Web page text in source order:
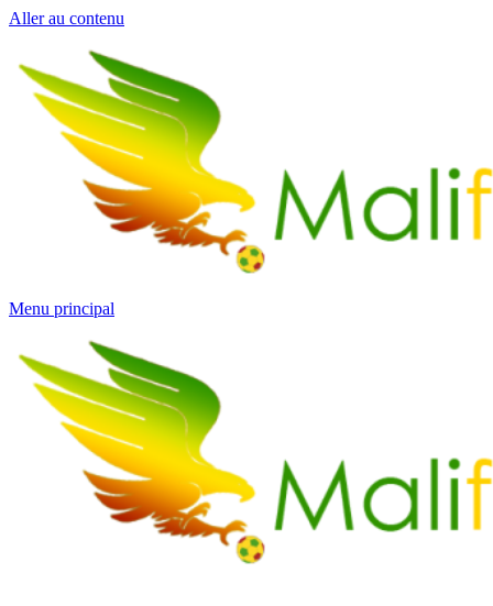
Aller au contenu
Menu principal